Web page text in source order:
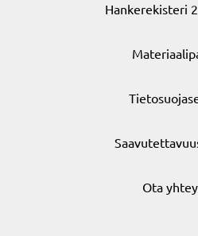
Hankerekisteri
Ota